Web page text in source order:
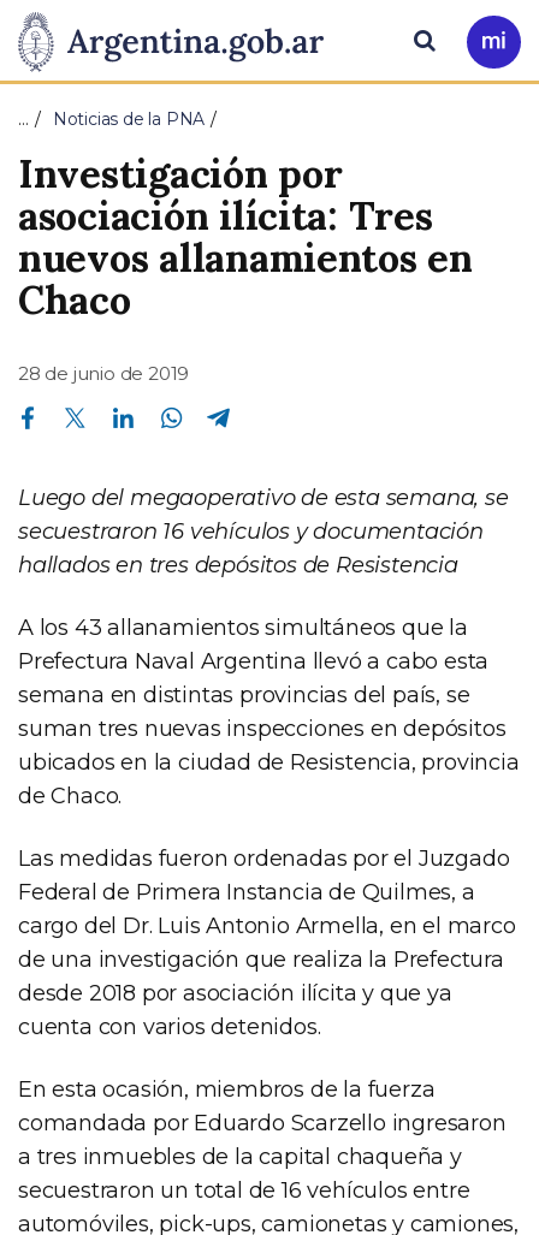
Presidencia
de
la
Nación
Pasar al contenido principal
Ir
a
Buscar
… Noticias de la PNA
Investigación por
asociación ilícita: Tres
nuevos allanamientos en
Chaco
28 de junio de 2019
Compartir en Facebook Compartir en Twitter Compartir en Linkedin Compartir en Whatsapp
Luego del megaoperativo de esta semana, se
secuestraron 16 vehículos y documentación
hallados en tres depósitos de Resistencia
A los 43 allanamientos simultáneos que la
Prefectura Naval Argentina llevó a cabo esta
semana en distintas provincias del país, se
suman tres nuevas inspecciones en depósitos
ubicados en la ciudad de Resistencia, provincia
de Chaco.
Las medidas fueron ordenadas por el Juzgado
Federal de Primera Instancia de Quilmes, a
cargo del Dr. Luis Antonio Armella, en el marco
de una investigación que realiza la Prefectura
desde 2018 por asociación ilícita y que ya
cuenta con varios detenidos.
En esta ocasión, miembros de la fuerza
comandada por Eduardo Scarzello ingresaron
a tres inmuebles de la capital chaqueña y
secuestraron un total de 16 vehículos entre
automóviles, pick-ups, camionetas y camiones,